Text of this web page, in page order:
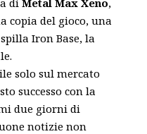
di Metal Max Xeno,
copia del gioco, una
Iron Base, la
solo sul mercato
successo con la
due giorni di
notizie non